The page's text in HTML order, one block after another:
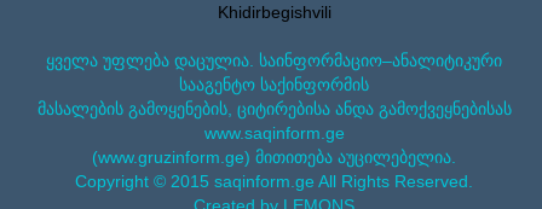
Khidirbegishvili
ყველა უფლება დაცულია. საინფორმაციო–ანალიტიკური
სააგენტო საქინფორმის
მასალების გამოყენების, ციტირებისა ანდა გამოქვეყნებისას
www.saqinform.ge
(www.gruzinform.ge) მითითება აუცილებელია.
Copyright © 2015 saqinform.ge All Rights Reserved.
Created by LEMONS